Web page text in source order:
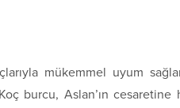
mükemmel uyum
burcu, Aslan’ın cesaretine